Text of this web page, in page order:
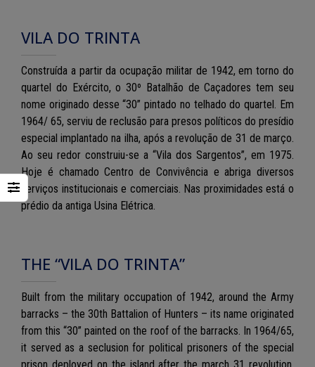
VILA DO TRINTA
Construída a partir da ocupação militar de 1942, em torno do
quartel do Exército, o 30º Batalhão de Caçadores tem seu
nome originado desse “30” pintado no telhado do quartel. Em
1964/ 65, serviu de reclusão para presos políticos do presídio
especial implantado na ilha, após a revolução de 31 de março.
Ao seu redor construiu-se a “Vila dos Sargentos”, em 1975.
Hoje é chamado Centro de Convivência e abriga diversos
serviços institucionais e comerciais. Nas proximidades está o
prédio da antiga Usina Elétrica.
THE “VILA DO TRINTA”
Built from the military occupation of 1942, around the Army
barracks – the 30th Battalion of Hunters – its name originated
from this “30” painted on the roof of the barracks. In 1964/65,
it served as a seclusion for political prisoners of the special